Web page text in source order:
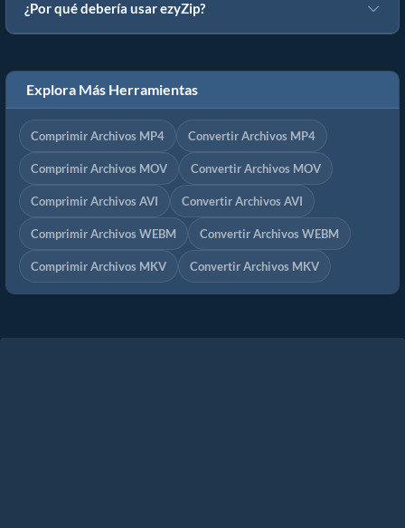
¿Por qué debería usar ezyZip?
Explora Más Herramientas
Comprimir Archivos MP4 Convertir Archivos MP4
Comprimir Archivos MOV Convertir Archivos MOV
Comprimir Archivos AVI Convertir Archivos AVI
Comprimir Archivos WEBM Convertir Archivos WEBM
Comprimir Archivos MKV Convertir Archivos MKV